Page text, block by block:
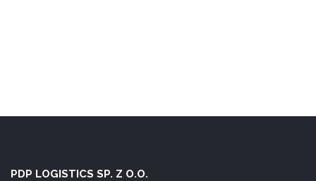
PDP LOGISTICS SP. Z O.O.